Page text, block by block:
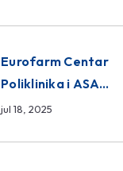
Eurofarm Centar
Poliklinika i ASA
CENTRAL osiguranje
jul 18, 2025